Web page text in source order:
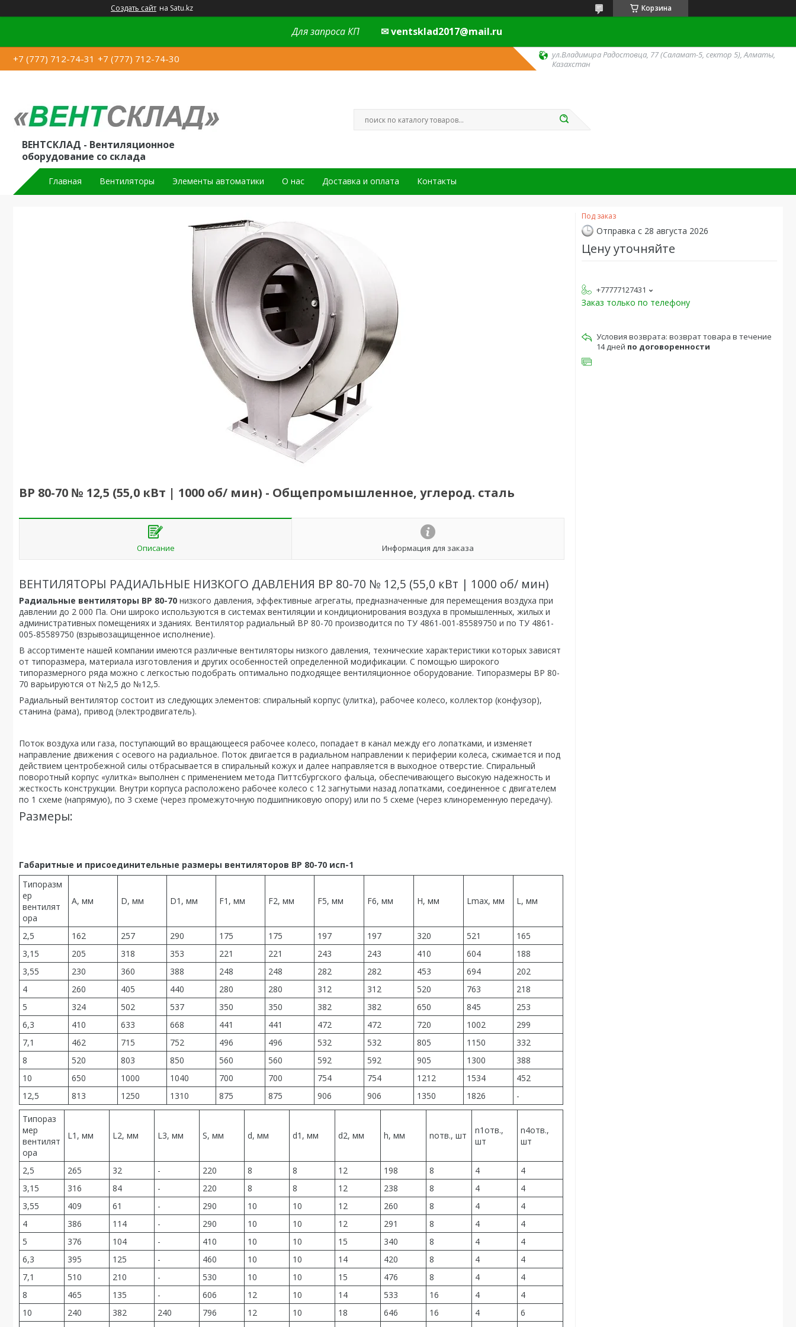
Создать сайт на Satu.kz Корзина
Для запроса КП ✉ ventsklad2017@mail.ru
+7 (777) 712-74-31 +7 (777) 712-74-30
ул.Владимира Радостовца, 77 (Саламат-5, сектор 5), Алматы,
Казахстан
ВЕНТСКЛАД - Вентиляционное
оборудование со склада
Главная Вентиляторы Элементы автоматики О нас Доставка и оплата Контакты
ВР 80-70 № 12,5 (55,0 кВт | 1000 об/ мин) - Общепромышленное, углерод. сталь
Описание Информация для заказа
ВЕНТИЛЯТОРЫ РАДИАЛЬНЫЕ НИЗКОГО ДАВЛЕНИЯ ВР 80-70 № 12,5 (55,0 кВт | 1000 об/ мин)
Радиальные вентиляторы ВР 80-70 низкого давления, эффективные агрегаты, предназначенные для перемещения воздуха при
давлении до 2 000 Па. Они широко используются в системах вентиляции и кондиционирования воздуха в промышленных, жилых и
административных помещениях и зданиях. Вентилятор радиальный ВР 80-70 производится по ТУ 4861-001-85589750 и по ТУ 4861-
005-85589750 (взрывозащищенное исполнение).
В ассортименте нашей компании имеются различные вентиляторы низкого давления, технические характеристики которых зависят
от типоразмера, материала изготовления и других особенностей определенной модификации. С помощью широкого
типоразмерного ряда можно с легкостью подобрать оптимально подходящее вентиляционное оборудование. Типоразмеры ВР 80-
70 варьируются от №2,5 до №12,5.
Радиальный вентилятор состоит из следующих элементов: спиральный корпус (улитка), рабочее колесо, коллектор (конфузор),
станина (рама), привод (электродвигатель).
Поток воздуха или газа, поступающий во вращающееся рабочее колесо, попадает в канал между его лопатками, и изменяет
направление движения с осевого на радиальное. Поток двигается в радиальном направлении к периферии колеса, сжимается и под
действием центробежной силы отбрасывается в спиральный кожух и далее направляется в выходное отверстие. Спиральный
поворотный корпус «улитка» выполнен с применением метода Питтсбургского фальца, обеспечивающего высокую надежность и
жесткость конструкции. Внутри корпуса расположено рабочее колесо с 12 загнутыми назад лопатками, соединенное с двигателем
по 1 схеме (напрямую), по 3 схеме (через промежуточную подшипниковую опору) или по 5 схеме (через клиноременную передачу).
Размеры:
Габаритные и присоединительные размеры вентиляторов ВР 80-70 исп-1
Типоразм
ер
вентилят
ора
А, мм D, мм D1, мм F1, мм F2, мм F5, мм F6, мм H, мм Lmax, мм L, мм
2,5 162 257 290 175 175 197 197 320 521
165
3,15
205 318 353 221 221 243 243 410 604
188
3,55
230 360 388 248 248 282 282 453 694
202
4
260 405 440 280 280 312 312 520 763
218
5
324 502 537 350 350 382 382 650 845
253
6,3
410 633 668 441 441 472 472 720 1002
299
7,1
462 715 752 496 496 532 532 805 1150
332
8
520 803 850 560 560 592 592 905 1300
388
10
650 1000 1040 700 700 754 754 1212 1534
452
12,5
813 1250 1310 875 875 906 906 1350 1826 -
Типораз
мер
вентилят
ора
L1, мм L2, мм L3, мм S, мм d, мм d1, мм d2, мм h, мм nотв., шт
n1отв.,
шт
n4отв.,
шт
2,5 265 32 - 220 8 8 12 198 8 4
4
3,15
316 84 - 220 8 8 12 238 8 4
4
3,55
409 61 - 290 10 10 12 260 8 4
4
4
386 114 - 290 10 10 12 291 8 4
4
5
376 104 - 410 10 10 15 340 8 4
4
6,3
395 125 - 460 10 10 14 420 8 4
4
7,1
510 210 - 530 10 10 15 476 8 4
4
8
465 135 - 606 12 10 14 533 16 4
4
10
240 382 240 796 12 10 18 646 16 4
6
Под заказ
Отправка с 28 августа 2026
Цену уточняйте
+77777127431
Заказ только по телефону
возврат товара в течение
14 дней по договоренности